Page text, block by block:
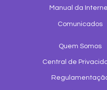
Manual da
Comunicados
Quem Somos
Central de